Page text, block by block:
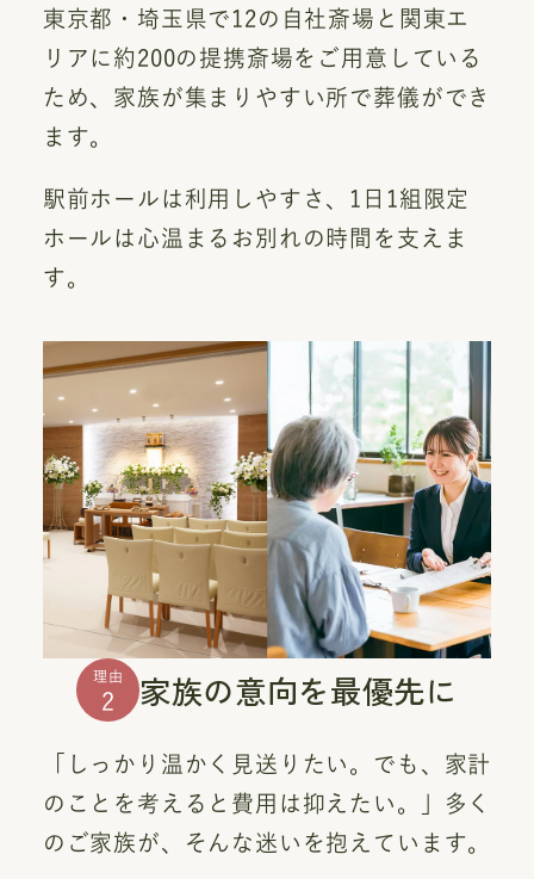
東京都・埼玉県で12の自社斎場と関東エ
リアに約200の提携斎場をご用意している
ため、家族が集まりやすい所で葬儀ができ
ます。
駅前ホールは利用しやすさ、1日1組限定
ホールは心温まるお別れの時間を支えま
す。
理由
2 家族の意向を最優先に
「しっかり温かく見送りたい。でも、家計
のことを考えると費用は抑えたい。」多く
のご家族が、そんな迷いを抱えています。